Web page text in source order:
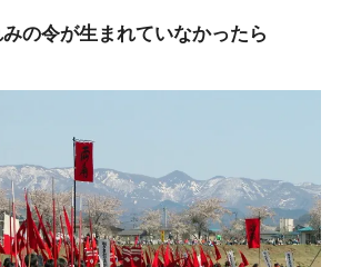
の令が生まれていなかったら